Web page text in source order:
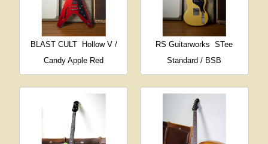
BLAST CULT
Hollow V /
Candy Apple Red
RS Guitarworks
STee
Standard / BSB